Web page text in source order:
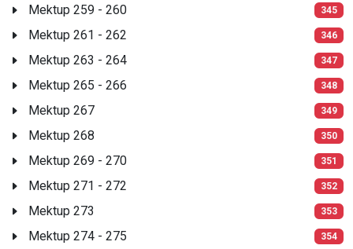
Mektup 259 - 260 345
Mektup 261 - 262 346
Mektup 263 - 264 347
Mektup 265 - 266 348
Mektup 267 349
Mektup 268 350
Mektup 269 - 270 351
Mektup 271 - 272 352
Mektup 273 353
Mektup 274 - 275 354